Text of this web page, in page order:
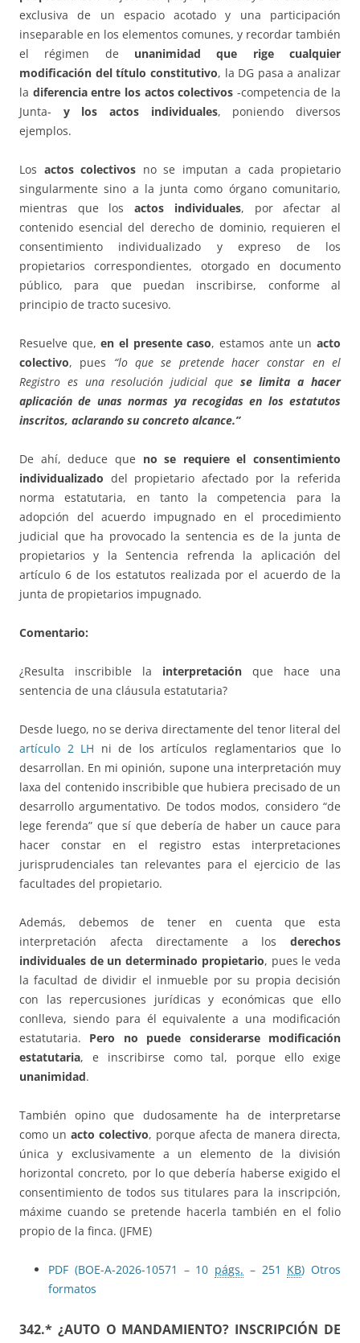
exclusiva de un espacio acotado y una participación
inseparable en los elementos comunes, y recordar también
el régimen de unanimidad que rige cualquier
modificación del título constitutivo, la DG pasa a analizar
la diferencia entre los actos colectivos -competencia de la
Junta- y los actos individuales, poniendo diversos
ejemplos.
Los actos colectivos no se imputan a cada propietario
singularmente sino a la junta como órgano comunitario,
mientras que losactos individuales, por afectar al
contenido esencial del derecho de dominio, requieren el
consentimiento individualizado y expreso de los
propietarios correspondientes, otorgado en documento
público, para que puedan inscribirse, conforme al
principio de tracto sucesivo.
Resuelve que,en el presente caso, estamos ante unacto
colectivo, pues “lo que se pretende hacer constar en el
Registro es una resolución judicial que se limita a hacer
aplicación de unas normas ya recogidas en los estatutos
inscritos, aclarando su concreto alcance.”
De ahí, deduce que no se requiere el consentimiento
individualizado del propietario afectado por la referida
norma estatutaria, en tanto la competencia para la
adopción del acuerdo impugnado en el procedimiento
judicial que ha provocado la sentencia es de la junta de
propietarios y la Sentencia refrenda la aplicación del
artículo 6 de los estatutos realizada por el acuerdo de la
junta de propietarios impugnado.
Comentario:
¿Resulta inscribible la interpretación que hace una
sentencia de una cláusula estatutaria?
Desde luego, no se deriva directamente del tenor literal del
artículo 2 LH ni de los artículos reglamentarios que lo
desarrollan. En mi opinión, supone una interpretación muy
laxa del contenido inscribible que hubiera precisado de un
desarrollo argumentativo. De todos modos, considero “de
lege ferenda” que sí que debería de haber un cauce para
hacer constar en el registro estas interpretaciones
jurisprudenciales tan relevantes para el ejercicio de las
facultades del propietario.
Además, debemos de tener en cuenta que esta
interpretación afecta directamente a los derechos
individuales de un determinado propietario, pues le veda
la facultad de dividir el inmueble por su propia decisión
con las repercusiones jurídicas y económicas que ello
conlleva, siendo para él equivalente a una modificación
estatutaria. Pero no puede considerarse modificación
estatutaria, e inscribirse como tal, porque ello exige
unanimidad.
También opino que dudosamente ha de interpretarse
como un acto colectivo, porque afecta de manera directa,
única y exclusivamente a un elemento de la división
horizontal concreto, por lo que debería haberse exigido el
consentimiento de todos sus titulares para la inscripción,
máxime cuando se pretende hacerla también en el folio
propio de la finca. (JFME)
PDF (BOE-A-2026-10571 – 10 págs. – 251 KB) Otros
formatos
342.* ¿AUTO O MANDAMIENTO? INSCRIPCIÓN DE